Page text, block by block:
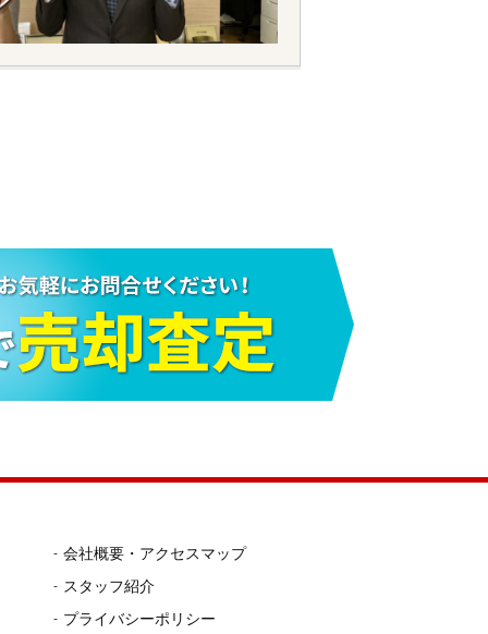
会社概要・アクセスマップ
スタッフ紹介
プライバシーポリシー